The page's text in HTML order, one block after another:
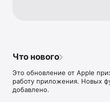
Что нового
Это обновление от Apple
работу приложения. Новых
добавлено.